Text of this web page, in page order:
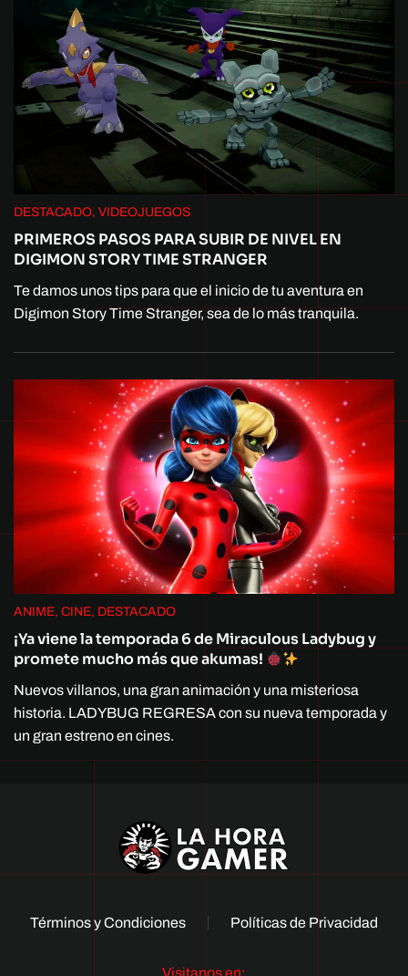
DESTACADO, VIDEOJUEGOS
PRIMEROS PASOS PARA SUBIR DE NIVEL EN
DIGIMON STORY TIME STRANGER
Te damos unos tips para que el inicio de tu aventura en
Digimon Story Time Stranger, sea de lo más tranquila.
ANIME, CINE, DESTACADO
¡Ya viene la temporada 6 de Miraculous Ladybug y
promete mucho más que akumas!
Nuevos villanos, una gran animación y una misteriosa
historia. LADYBUG REGRESA con su nueva temporada y
un gran estreno en cines.
Términos y Condiciones Políticas de Privacidad
Visitanos en: